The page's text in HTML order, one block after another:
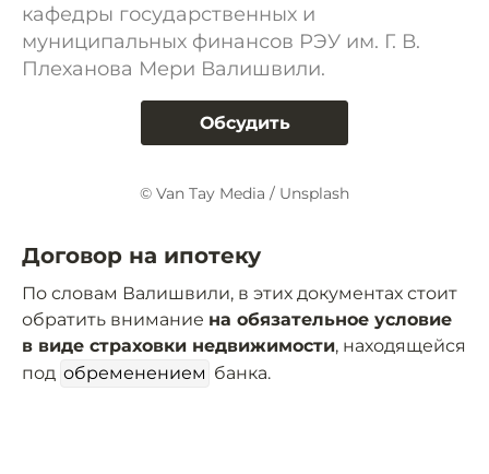
кафедры государственных и
муниципальных финансов РЭУ им. Г. В.
Плеханова Мери Валишвили.
Обсудить
© Van Tay Media / Unsplash
Договор на ипотеку
По словам Валишвили, в этих документах стоит
обратить внимание на обязательное условие
в виде страховки недвижимости, находящейся
под обременением банка.